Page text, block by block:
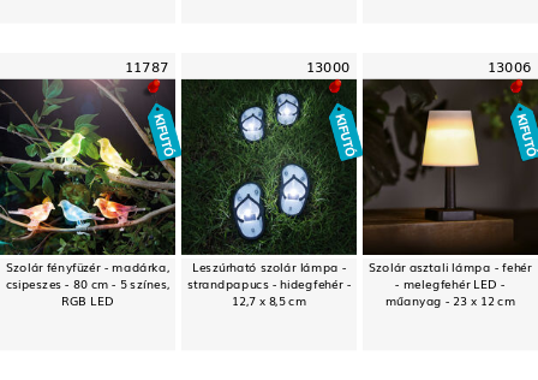
11787
Szolár fényfüzér - madárka,
csipeszes - 80 cm - 5 színes,
RGB LED
13000
Leszúrható szolár lámpa -
strandpapucs - hidegfehér -
12,7 x 8,5 cm
13006
Szolár asztali lámpa - fehér
- melegfehér LED -
műanyag - 23 x 12 cm